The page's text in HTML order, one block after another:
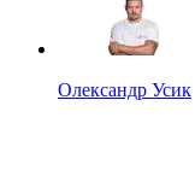
Олександр Усик